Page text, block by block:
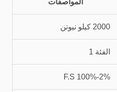
المواصفات
2000 كيلو نيوتن
الفئة 1
2%-100% F.S